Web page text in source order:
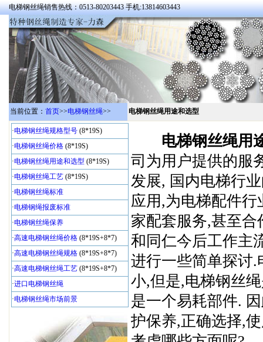
电梯钢丝绳销售热线：0513-80203443 手机:13814603443
当前位置： 首页>>电梯钢丝绳>> 电梯钢丝绳用途和选型
·电梯钢丝绳规格型号 (8*19S)
·电梯钢丝绳价格 (8*19S)
·电梯钢丝绳用途和选型 (8*19S)
·电梯钢丝绳工艺 (8*19S)
·电梯钢丝绳标准
·电梯钢绳报废标准
·电梯钢丝绳保养
·高速电梯钢丝绳价格 (8*19S+8*7)
·高速电梯钢丝绳规格 (8*19S+8*7)
·高速电梯钢丝绳工艺 (8*19S+8*7)
·进口电梯钢丝绳
·电梯钢丝绳市场前景
电梯钢丝绳用
司为用户提供的服
发展, 国内电梯行
应用,为电梯配件
家配套服务,甚至
和同仁今后工作主
进行一些简单探讨
小,但是,电梯钢丝
是一个易耗部件.
护保养,正确选择,